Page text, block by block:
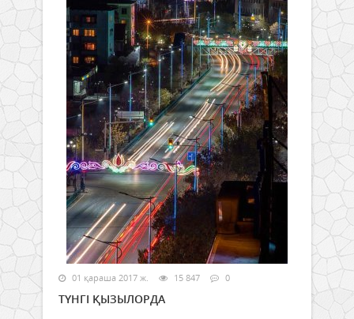
01 қараша 2017 ж. 15 847 0
ТҮНГІ ҚЫЗЫЛОРДА